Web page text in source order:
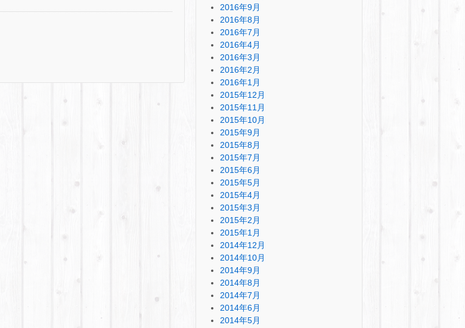
2016年9月
2016年8月
2016年7月
2016年4月
2016年3月
2016年2月
2016年1月
2015年12月
2015年11月
2015年10月
2015年9月
2015年8月
2015年7月
2015年6月
2015年5月
2015年4月
2015年3月
2015年2月
2015年1月
2014年12月
2014年10月
2014年9月
2014年8月
2014年7月
2014年6月
2014年5月